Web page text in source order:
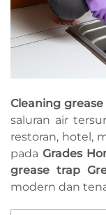
Cleaning
saluran air
restoran, hotel,
padaGrades
grease trap
modern dan